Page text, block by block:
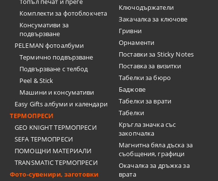
Комплекти за фотоблокчета
Консумативи за
подвързване
PELEMAN фотоалбуми
Термично подвързване
Подвързване с телбод
Peel & Stick
Машини и консумативи
Easy Gifts албуми и календари
ТЕРМОПРЕСИ
GEO KNIGHT ТЕРМОПРЕСИ
SEFA ТЕРМОПРЕСИ
ПОМОЩНИ МАТЕРИАЛИ
TRANSMATIC ТЕРМОПРЕСИ
Фото-сувенири, заготовки
Ключодържатели
Закачалка за ключове
Гривни
Орнаменти
Поставки за Sticky Notes
Поставка за визитки
Tабелки за бюро
Баджове
Табелки за врати
Табелки
Кръгла значка със
закопчалка
Магнитна бяла дъска за
съобщения, графици
Окачалка за дръжка за
врата